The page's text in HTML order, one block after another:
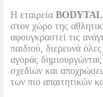
Η εταιρεία
στον χώρο της
αφουγκραστεί τις
παιδιού, διερευνά
αγοράς
σχεδίων και
των πιο απαιτητικών